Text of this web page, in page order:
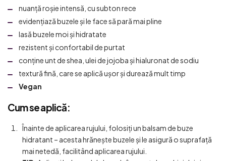
nuanță roșie intensă, cu subton rece
evidențiază buzele și le face să pară mai pline
lasă buzele moi și hidratate
rezistent și confortabil de purtat
conține unt de shea, ulei de jojoba și hialuronat de sodiu
textură fină, care se aplică ușor și durează mult timp
Vegan
Cum se aplică:
Înainte de aplicarea rujului, folosiți un balsam de buze
hidratant – acesta hrănește buzele și le asigură o suprafață
mai netedă, facilitând aplicarea rujului.